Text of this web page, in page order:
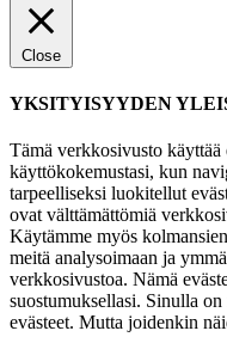
Close
YKSITYISYYDEN
Tämä verkkosivusto käyttää
käyttökokemustasi, kun
tarpeelliseksi luokitellut
ovat välttämättömiä
Käytämme myös
meitä analysoimaan ja
verkkosivustoa. Nämä
suostumuksellasi. Sinulla
evästeet. Mutta joidenkin